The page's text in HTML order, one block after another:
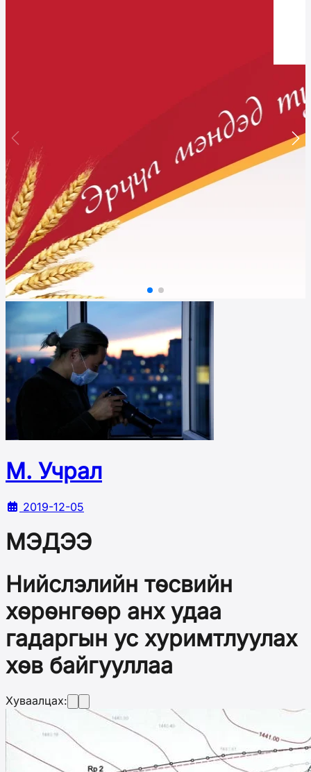
М. Учрал
2019-12-05
МЭДЭЭ
Нийслэлийн төсвийн
хөрөнгөөр анх удаа
гадаргын ус хуримтлуулах
хөв байгууллаа
Хуваалцах: